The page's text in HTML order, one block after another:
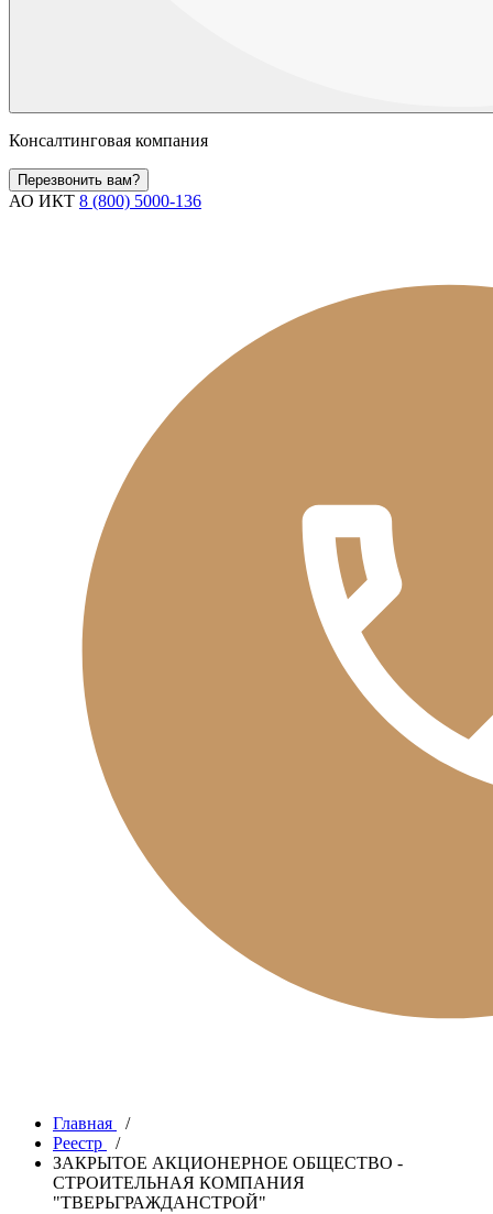
Консалтинговая компания
Перезвонить вам?
АО ИКТ 8 (800) 5000-136
Главная
/
Реестр
/
ЗАКРЫТОЕ АКЦИОНЕРНОЕ ОБЩЕСТВО -
СТРОИТЕЛЬНАЯ КОМПАНИЯ
"ТВЕРЬГРАЖДАНСТРОЙ"